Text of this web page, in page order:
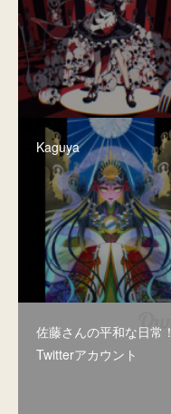
Kaguya
佐藤さんの平和な日常！
Twitterアカウント